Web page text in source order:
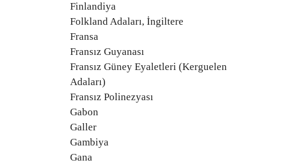
Finlandiya
Folkland Adaları, İngiltere
Fransa
Fransız Guyanası
Fransız Güney Eyaletleri (Kerguelen
Adaları)
Fransız Polinezyası
Gabon
Galler
Gambiya
Gana